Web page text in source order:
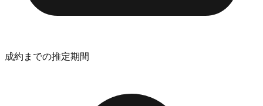
成約までの推定期間